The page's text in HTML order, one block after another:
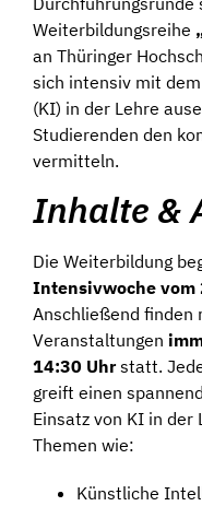
Weiterbildungsreihe
an Thüringer
sich intensiv mit
(KI) in der Lehre
Studierenden den
vermitteln.
Inhalte &
Die Weiterbildung
Intensivwoche vom
Anschließend finden
Veranstaltungen
14:30 Uhrstatt.
greift einen
Einsatz von KI in der
Themen wie:
Künstliche